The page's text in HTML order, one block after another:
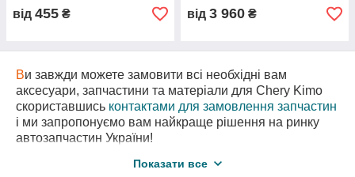
від 455 ₴ від 3 960 ₴
Ви завжди можете замовити всі необхідні вам
аксесуари, запчастини та матеріали для Chery Kimo
скориставшись контактами для замовлення запчастин
і ми запропонуємо вам найкраще рішення на ринку
автозапчастин України!
для Чері А1 за самими вигідними
Показати все